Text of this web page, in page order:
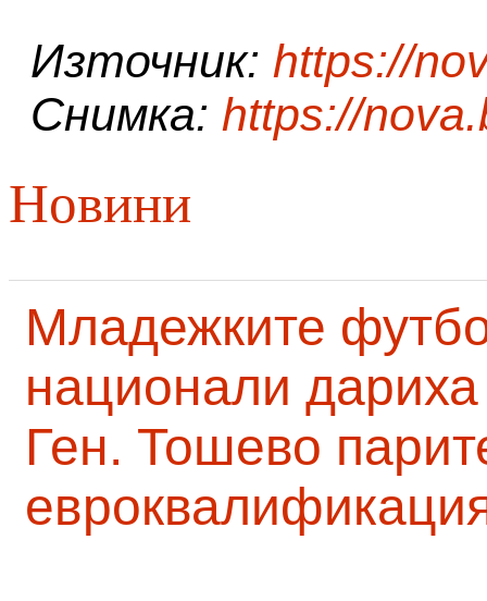
Източник: https://
Снимка: https://
Новини
Младежките
национали
Ген. Тошево